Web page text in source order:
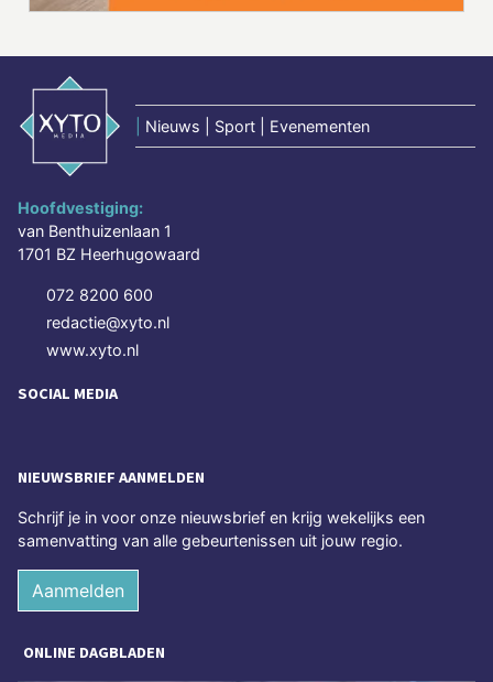
Nieuws | Sport | Evenementen
Hoofdvestiging:
van Benthuizenlaan 1
1701 BZ Heerhugowaard
072 8200 600
redactie@xyto.nl
www.xyto.nl
SOCIAL MEDIA
NIEUWSBRIEF AANMELDEN
Schrijf je in voor onze nieuwsbrief en krijg wekelijks een
samenvatting van alle gebeurtenissen uit jouw regio.
Aanmelden
ONLINE DAGBLADEN